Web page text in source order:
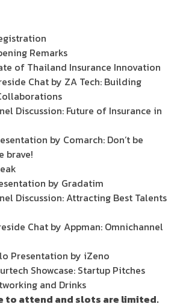
Remarks
of Thailand Insurance Innovation
Chat by ZA Tech: Building
Discussion: Future of Insurance in
by Comarch: Don’t be
brave!
by Gradatim
Discussion: Attracting Best Talents
Chat by Appman: Omnichannel
Presentation by iZeno
Showcase: Startup Pitches
and Drinks
to attend and slots are limited.